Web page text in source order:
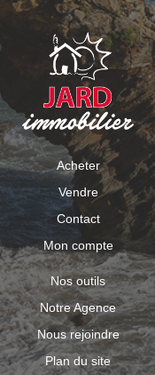
Acheter
Vendre
Contact
Mon compte
Nos outils
Notre Agence
Nous rejoindre
Plan du site